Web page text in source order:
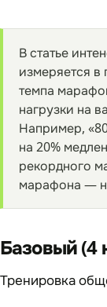
В статье
измеряется в
темпа
нагрузки на
Например,
на 20%
рекордного
марафона —
Базовый (4
Тренировка